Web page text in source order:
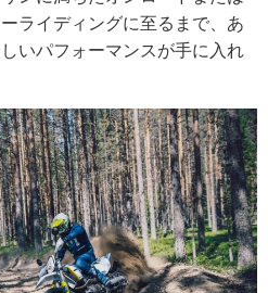
ライディングに至るまで、あ
いパフォーマンスが手に入れ